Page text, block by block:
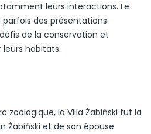
leurs interactions. Le
parfois des présentations
de la conservation et
habitats.
zoologique, la Villa Żabiński fut la
Żabiński et de son épouse